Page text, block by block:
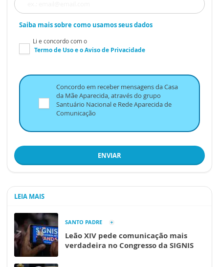
Saiba mais sobre como usamos seus dados
Li e concordo com o
Termo de Usoe oAviso de Privacidade
Concordo em receber mensagens da Casa
da Mãe Aparecida, através do grupo
Santuário Nacional e Rede Aparecida de
Comunicação
ENVIAR
LEIA MAIS
SANTO PADRE
Leão XIV pede comunicação mais
verdadeira no Congresso da SIGNIS